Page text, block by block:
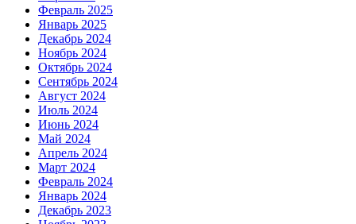
Февраль 2025
Январь 2025
Декабрь 2024
Ноябрь 2024
Октябрь 2024
Сентябрь 2024
Август 2024
Июль 2024
Июнь 2024
Май 2024
Апрель 2024
Март 2024
Февраль 2024
Январь 2024
Декабрь 2023